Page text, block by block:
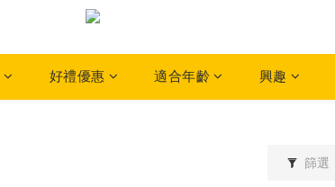
好禮優惠 適合年齡 興趣
篩選